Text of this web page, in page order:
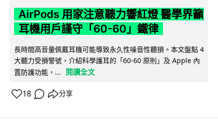
AirPods 用家注意聽力響紅燈 醫學界籲
耳機用戶謹守「60-60」鐵律
長時間高音量佩戴耳機可能導致永久性噪音性聽損。本文盤點 4
大聽力受損警號，介紹科學護耳的「60-60 原則」及 Apple 內
置防護功能，...
閱讀全文
18 分享